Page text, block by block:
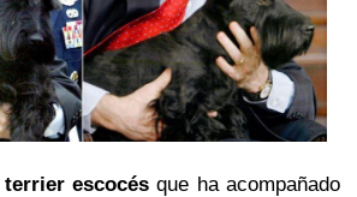
terrierescocés que ha acompañado